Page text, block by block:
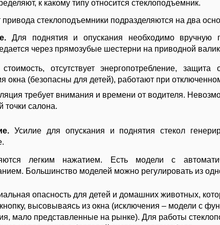
к какому типу относится стеклоподъемник.
привода стеклоподъемники подразделяются на два
Для поднятия и опускания необходимо вручную
через прямозубые шестерни на приводной
отсутствует энергопотребление, защита
окна (безопасны для детей), работают при
требует внимания и времени от водителя.
точки салона.
Усилие для опускания и поднятия стекол
легким нажатием. Есть модели с
Большинство моделей можно регулировать из
опасность для детей и домашних животных,
высовываясь из окна (исключения – модели с
мало представленные на рынке). Для работы